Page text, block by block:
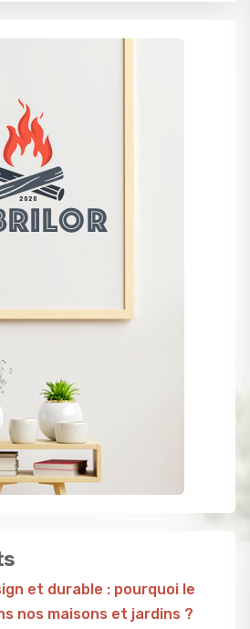
et durable : pourquoi le
nos maisons et jardins ?